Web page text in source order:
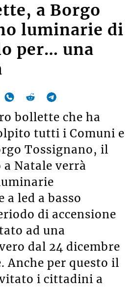
a Borgo
luminarie di
per… una
bollette che ha
tutti i Comuni e
Tossignano, il
Natale verrà
a led a basso
di accensione
ad una
dal 24 dicembre
Anche per questo il
i cittadini a